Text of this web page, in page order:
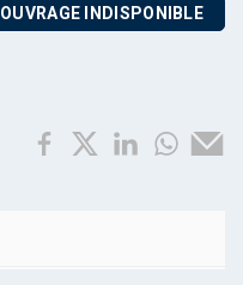
OUVRAGE INDISPONIBLE